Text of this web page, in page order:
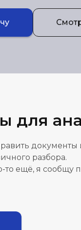
для
документы
разбора.
то ещё, я сообщу